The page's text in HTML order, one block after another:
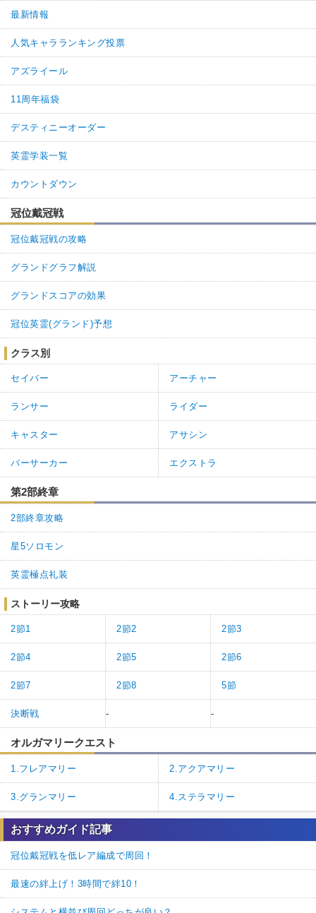
最新情報
人気キャラランキング投票
アズライール
11周年福袋
デスティニーオーダー
英霊学装一覧
カウントダウン
冠位戴冠戦
冠位戴冠戦の攻略
グランドグラフ解説
グランドスコアの効果
冠位英霊(グランド)予想
クラス別
セイバー アーチャー
ランサー ライダー
キャスター アサシン
バーサーカー エクストラ
第2部終章
2部終章攻略
星5ソロモン
英霊極点礼装
ストーリー攻略
2節1 2節2 2節3
2節4 2節5 2節6
2節7 2節8 5節
決断戦 - -
オルガマリークエスト
1.フレアマリー 2.アクアマリー
3.グランマリー 4.ステラマリー
おすすめガイド記事
冠位戴冠戦を低レア編成で周回！
最速の絆上げ！3時間で絆10！